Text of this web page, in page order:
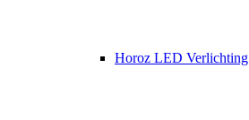
Horoz LED Verlichting